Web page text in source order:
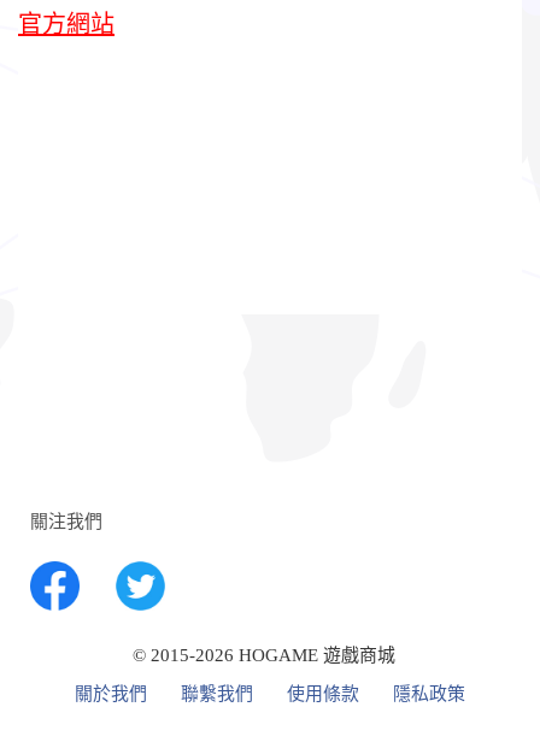
官方網站
關注我們
© 2015-2026 HOGAME 遊戲商城
關於我們
聯繫我們 使用條款 隱私政策